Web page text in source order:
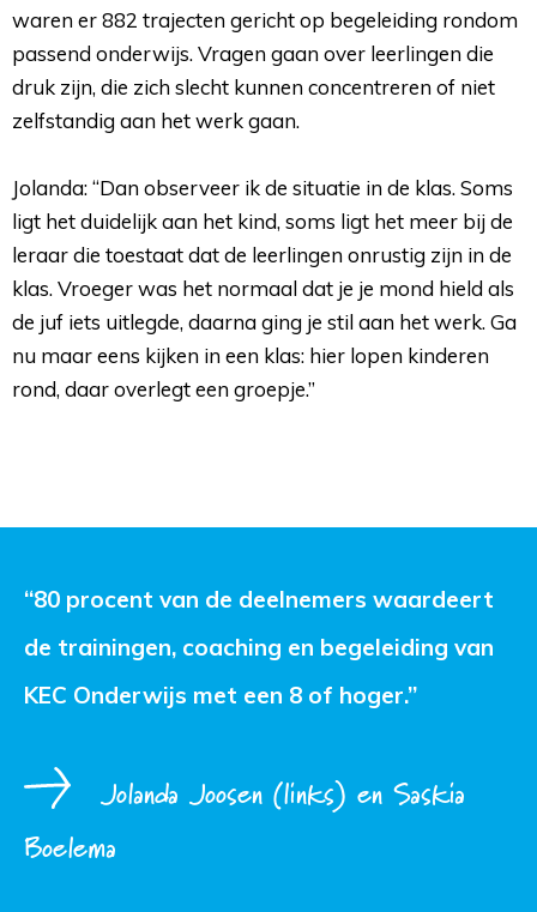
waren er 882 trajecten gericht op begeleiding rondom
passend onderwijs. Vragen gaan over leerlingen die
druk zijn, die zich slecht kunnen concentreren of niet
zelfstandig aan het werk gaan.
Jolanda: “Dan observeer ik de situatie in de klas. Soms
ligt het duidelijk aan het kind, soms ligt het meer bij de
leraar die toestaat dat de leerlingen onrustig zijn in de
klas. Vroeger was het normaal dat je je mond hield als
de juf iets uitlegde, daarna ging je stil aan het werk. Ga
nu maar eens kijken in een klas: hier lopen kinderen
rond, daar overlegt een groepje.”
“80 procent van de deelnemers waardeert
de trainingen, coaching en begeleiding van
KEC Onderwijs met een 8 of hoger.”
Jolanda Joosen (links) en Saskia
Boelema